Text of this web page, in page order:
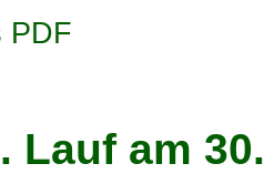
PDF
Lauf am